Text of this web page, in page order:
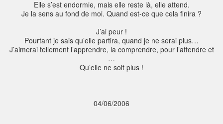
Elle s’est endormie, mais elle reste là, elle attend.
Je la sens au fond de moi. Quand est-ce que cela finira ?
J’ai peur !
Pourtant je sais qu’elle partira, quand je ne serai plus…
J’aimerai tellement l’apprendre, la comprendre, pour l’attendre et
…
Qu’elle ne soit plus !
04/06/2006